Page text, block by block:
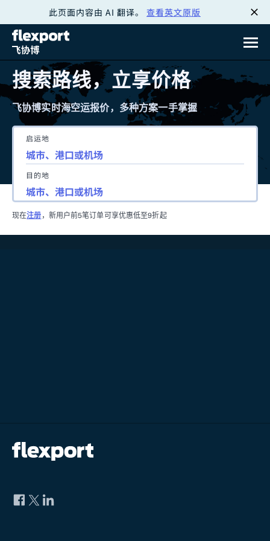
此页面内容由 AI 翻译。 查看英文原版
搜索路线，立享价格
飞协博实时海空运报价，多种方案一手掌握
启运地
目的地
现在注册 ，新用户前5笔订单可享优惠低至9折起